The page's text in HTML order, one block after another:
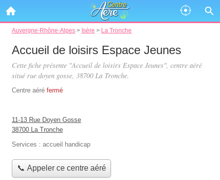
Auvergne-Rhône-Alpes > Isère > La Tronche
Accueil de loisirs Espace Jeunes
Cette fiche présente "Accueil de loisirs Espace Jeunes", centre aéré
situé rue doyen gosse, 38700 La Tronche.
Centre aéré fermé
11-13 Rue Doyen Gosse
38700 La Tronche
Services : accueil handicap
📞 Appeler ce centre aéré